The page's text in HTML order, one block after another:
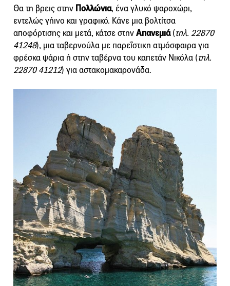
Θα τη βρεις στην Πολλώνια, ένα γλυκό ψαροχώρι,
εντελώς γήινο και γραφικό. Κάνε μια βολτίτσα
αποφόρτισης και μετά, κάτσε στηνΑπανεμιά(τηλ. 22870
41248), μια ταβερνούλα με παρεΐστικη ατμόσφαιρα για
φρέσκα ψάρια ή στην ταβέρνα του καπετάν Νικόλα (τηλ.
22870 41212) για αστακομακαρονάδα.